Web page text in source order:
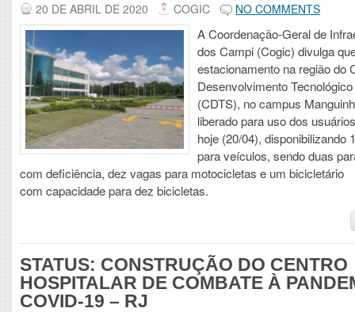
20 DE ABRIL DE 2020 COGIC NO COMMENTS
A Coordenação-Geral de
dos Campi (Cogic) divulga
estacionamento na região do
Desenvolvimento
(CDTS), no campus
liberado para uso dos
hoje (20/04), disponibilizando
para veículos, sendo duas
com deficiência, dez vagas para motocicletas e um bicicletário
com capacidade para dez bicicletas.
STATUS: CONSTRUÇÃO DO CENTRO
HOSPITALAR DE COMBATE À
COVID-19 – RJ